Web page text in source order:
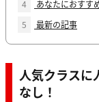
4
あなたにおすす
5
最新の記事
人気クラスに
なし！